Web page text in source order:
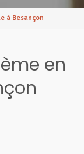
à Besançon
en